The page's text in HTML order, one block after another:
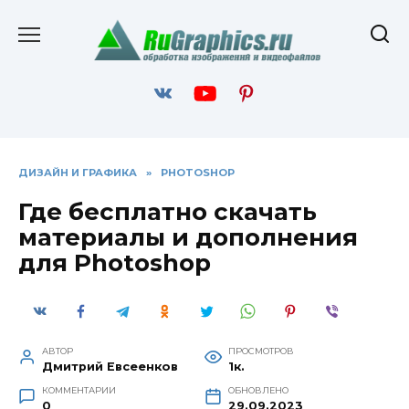
содержанию
ДИЗАЙН И ГРАФИКА » PHOTOSHOP
Где бесплатно скачать
материалы и дополнения
для Photoshop
АВТОР
Дмитрий Евсеенков
ПРОСМОТРОВ
1к.
КОММЕНТАРИИ
0
ОБНОВЛЕНО
29.09.2023